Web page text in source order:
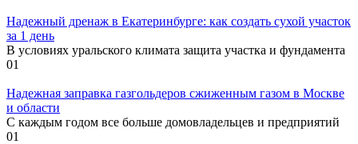
Надежный дренаж в Екатеринбурге: как создать сухой участок
за 1 день
В условиях уральского климата защита участка и фундамента
01
Надежная заправка газгольдеров сжиженным газом в Москве
и области
С каждым годом все больше домовладельцев и предприятий
01